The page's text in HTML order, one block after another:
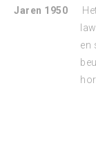
Jaren 1950
en